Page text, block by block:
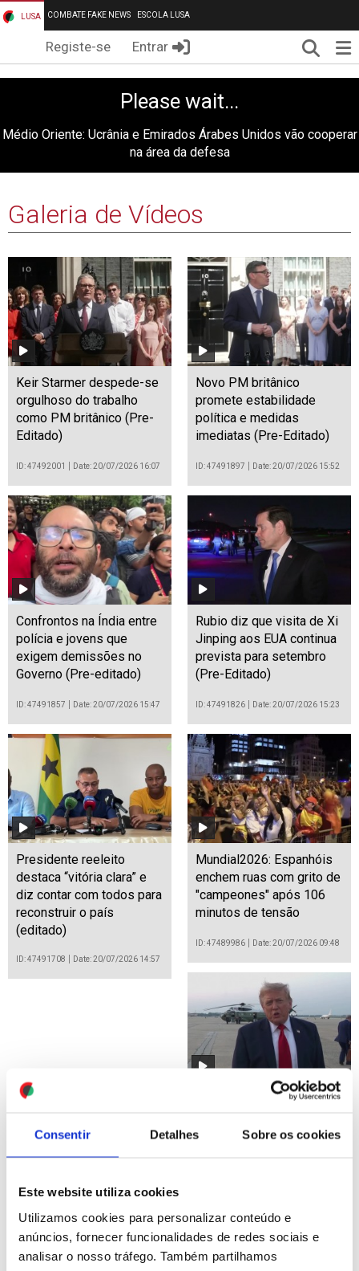
Consentir Detalhes Sobre os cookies
Este website utiliza cookies
Utilizamos cookies para personalizar conteúdo e
anúncios, fornecer funcionalidades de redes sociais e
analisar o nosso tráfego. Também partilhamos
LUSA COMBATE FAKE NEWS ESCOLA LUSA
Registe-se Entrar
Please wait...
Médio Oriente: Ucrânia e Emirados Árabes Unidos vão cooperar
na área da defesa
Galeria de Vídeos
Keir Starmer despede-se
orgulhoso do trabalho
como PM britânico (Pre-
Editado)
ID: 47492001 Date: 20/07/2026 16:07
Novo PM britânico
promete estabilidade
política e medidas
imediatas (Pre-Editado)
ID: 47491897 Date: 20/07/2026 15:52
Confrontos na Índia entre
polícia e jovens que
exigem demissões no
Governo (Pre-editado)
ID: 47491857 Date: 20/07/2026 15:47
Rubio diz que visita de Xi
Jinping aos EUA continua
prevista para setembro
(Pre-Editado)
ID: 47491826 Date: 20/07/2026 15:23
Presidente reeleito
destaca “vitória clara” e
diz contar com todos para
reconstruir o país
(editado)
ID: 47491708 Date: 20/07/2026 14:57
Mundial2026: Espanhóis
enchem ruas com grito de
"campeones" após 106
minutos de tensão
ID: 47489986 Date: 20/07/2026 09:48
Mundial2026: Trump nega
Espanha e diz que